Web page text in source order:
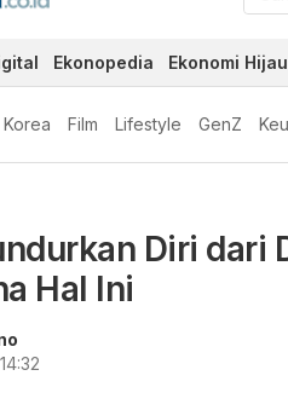
Ekonopedia Ekonomi Hijau
Korea Film Lifestyle GenZ
Diri dari
Hal Ini